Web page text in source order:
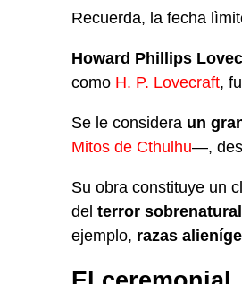
Recuerda, la fecha
Howard Phillips
como H. P. Lovecraft,
Se le considera un
Mitos de Cthulhu—,
Su obra constituye un
del terror sobrenatural
ejemplo, razas